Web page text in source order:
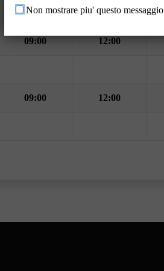
09:00 12:00
09:00 12:00
Non mostrare piu' questo messaggio